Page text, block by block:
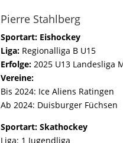
Pierre Stahlberg
Sportart: Eishockey
Liga: Regionalliga B U15
Erfolge: 2025 U13 Landesliga
Vereine:
Bis 2024: Ice Aliens Ratingen
Ab 2024: Duisburger Füchsen
Sportart: Skathockey
Liga: 1 Jugendliga